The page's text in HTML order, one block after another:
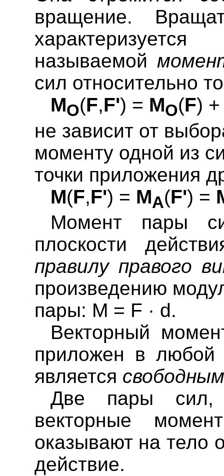
вращение.
называемой
сил относительно
MO(F,F') = MO(F)
не зависит от
моменту одной из
точки приложения
M(F,F') = MA(F') =
Момент пары
плоскости
правилу правого
произведению
пары: M = F · d.
Векторный
приложен в любой
является
Две пары сил,
векторные
оказывают на тело
действие.